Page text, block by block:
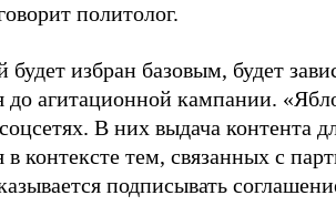
политолог.
избран базовым, будет
до агитационной кампании.
В них выдача контента
в контексте тем, связанных с
подписывать